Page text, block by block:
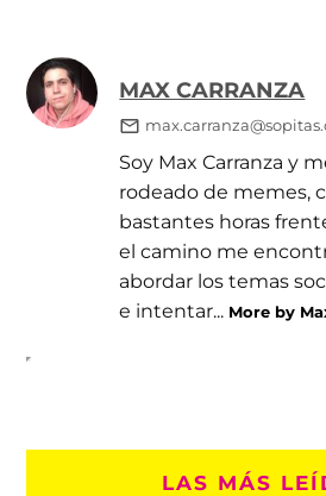
MAX CARRANZA
Soy Max Carranza y
rodeado de memes,
bastantes horas
el camino me
abordar los temas
e intentar... More by
LAS MÁS